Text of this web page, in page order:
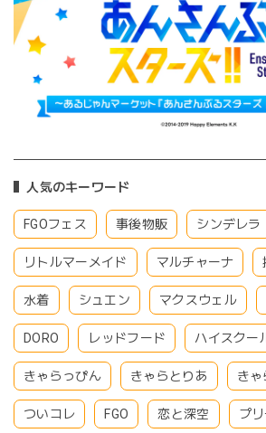
人気のキーワード
FGOフェス 事後物販 シンデレラ
リトルマーメイド マルチャーナ
水着 シュエン マクスウェル
DORO レッドフード ハイスクー
きゃらっぴん きゃらとりあ き
ついコレ FGO 恋と深空 プ